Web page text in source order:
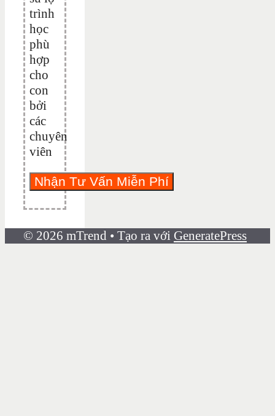
trình
học
phù
hợp
cho
con
bởi
các
chuyên
viên
© 2026 mTrend • Tạo ra với GeneratePress